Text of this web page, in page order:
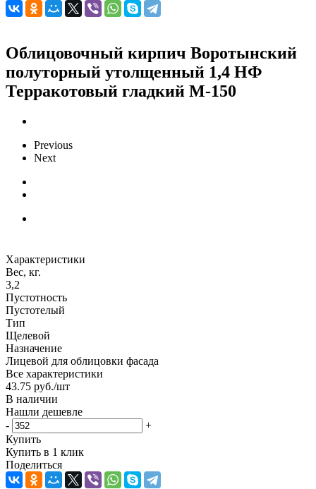
Облицовочный кирпич Воротынский
полуторный утолщенный 1,4 НФ
Терракотовый гладкий М-150
Previous
Next
Характеристики
Вес, кг.
3,2
Пустотность
Пустотелый
Тип
Щелевой
Назначение
Лицевой для облицовки фасада
Все характеристики
43.75 руб./шт
В наличии
Нашли дешевле
-
+
Купить
Купить в 1 клик
Поделиться